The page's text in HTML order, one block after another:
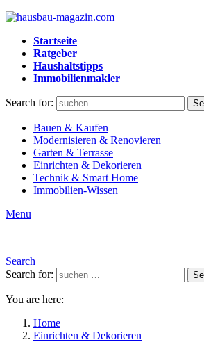
Startseite
Ratgeber
Haushaltstipps
Immobilienmakler
Search for:
Bauen & Kaufen
Modernisieren & Renovieren
Garten & Terrasse
Einrichten & Dekorieren
Technik & Smart Home
Immobilien-Wissen
Menu
Search
Search for:
You are here:
Home
Einrichten & Dekorieren